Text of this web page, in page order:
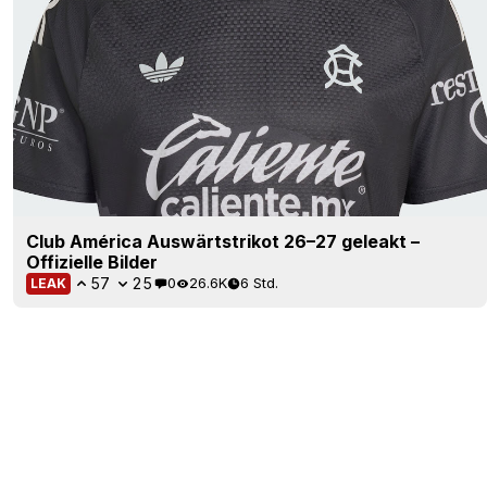
Club América Auswärtstrikot 26–27 geleakt –
Offizielle Bilder
LEAK 57 25 0 26.6K 6 Std.